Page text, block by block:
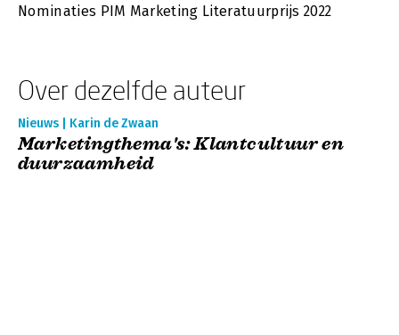
Nominaties PIM Marketing Literatuurprijs 2022
Over dezelfde auteur
Nieuws | Karin de Zwaan
Marketingthema's: Klantcultuur en
duurzaamheid